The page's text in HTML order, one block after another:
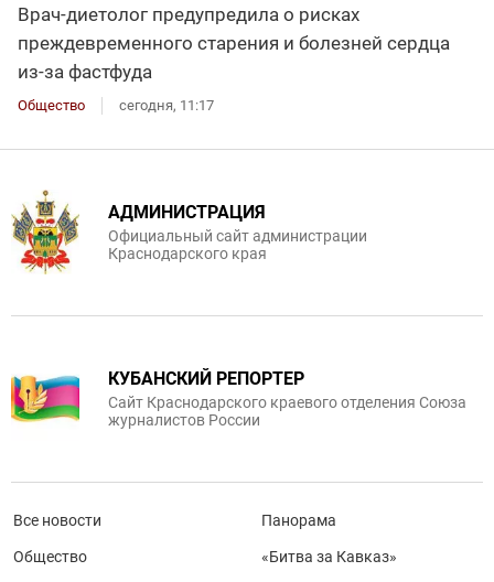
Врач-диетолог предупредила о рисках
преждевременного старения и болезней сердца
из-за фастфуда
Общество сегодня, 11:17
АДМИНИСТРАЦИЯ
Официальный сайт администрации
Краснодарского края
КУБАНСКИЙ РЕПОРТЕР
Сайт Краснодарского краевого отделения Союза
журналистов России
Все новости
Общество
Панорама
«Битва за Кавказ»